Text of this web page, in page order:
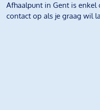
Afhaalpunt in Gent is enkel
contact op als je graag wil